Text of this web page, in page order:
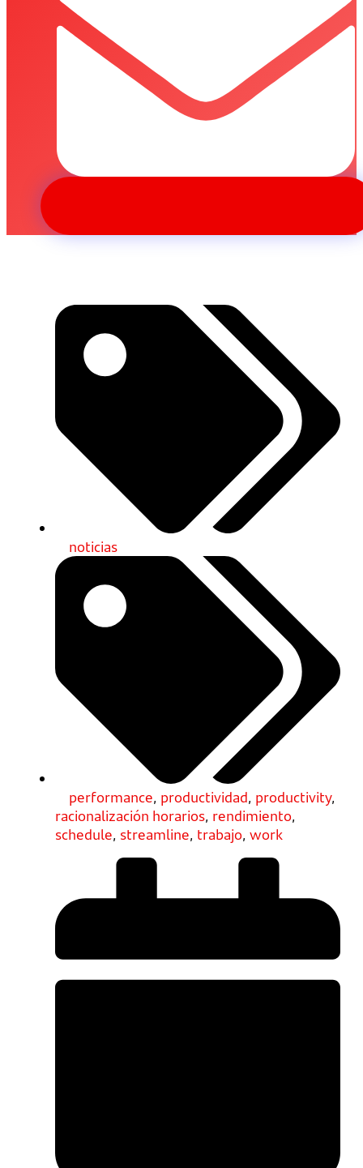
noticias
performance, productividad, productivity,
racionalización horarios, rendimiento,
schedule, streamline, trabajo, work